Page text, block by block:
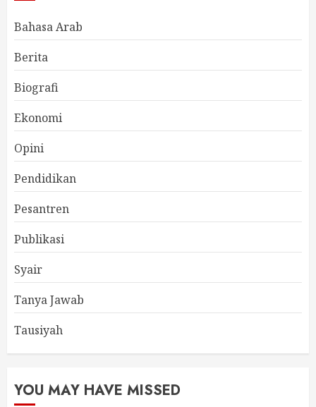
Bahasa Arab
Berita
Biografi
Ekonomi
Opini
Pendidikan
Pesantren
Publikasi
Syair
Tanya Jawab
Tausiyah
YOU MAY HAVE MISSED